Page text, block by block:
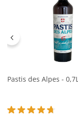
Pastis des Alpes -